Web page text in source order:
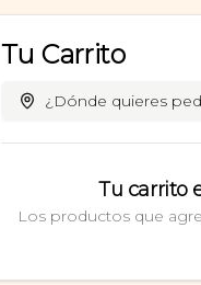
Tu Carrito
¿Dónde quieres
Tu carrito
Los productos que